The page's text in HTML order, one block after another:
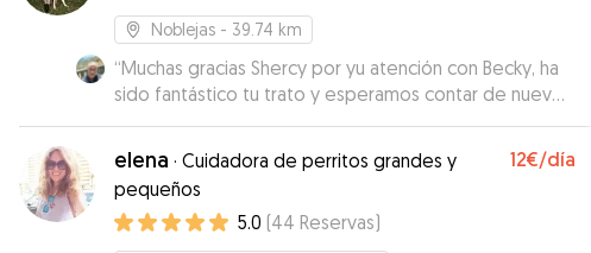
Noblejas - 39.74 km
“Muchas gracias Shercy por yu atención con Becky, ha
sido fantástico tu trato y esperamos contar de nuevo
con tu colaboración. Muchas gracias!!”
elena · Cuidadora de perritos grandes y
pequeños
12€/día
5.0 (44 Reservas)